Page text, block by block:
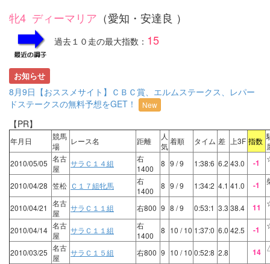
牝4 ディーマリア （愛知・安達良 ）
過去１０走の最大指数： 15
お知らせ
8月9日【おススメサイト】ＣＢＣ賞、エルムステークス、レパー
ドステークスの無料予想をGET！
New
【PR】
年月日
競馬
場
レース名 距離
人
気
着順 タイム 差 上3F 指数
2010/05/05 名古
屋
サラＣ１４組
右
1400
8 9 / 9 1:38:6 6.2 43.0 -1
2010/04/28 笠松 Ｃ１７組牝馬
右
1400
8 9 / 9 1:34:2 4.1 41.0 -1
2010/04/21 名古
屋
サラＣ１１組 右800 9 8 / 9 0:53:1 3.3 38.4 11
2010/04/14 名古
屋
サラＣ１１組
右
1400
8 10 / 10 1:37:0 6.0 42.5 -1
2010/03/25 名古
屋
サラＣ１５組 右800 9 10 / 10 0:52:8 2.8 14